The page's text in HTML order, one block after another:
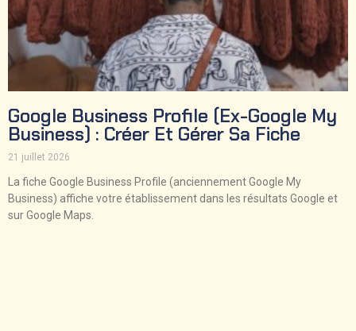
Google Business Profile (ex-Google My
Business) : Créer Et Gérer Sa Fiche
21 juillet 2026
La fiche Google Business Profile (anciennement Google My
Business) affiche votre établissement dans les résultats Google et
sur Google Maps.